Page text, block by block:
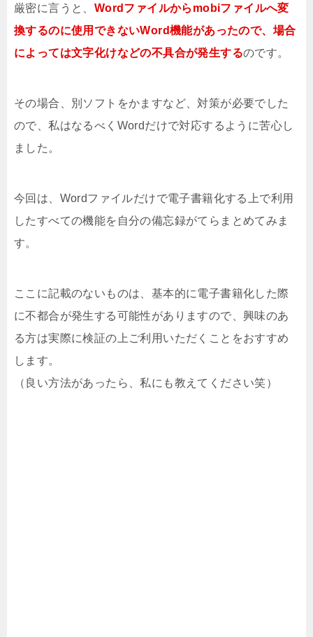
厳密に言うと、 Wordファイルからmobiファイルへ変
換するのに使用できないWord機能があったので、場合
によっては文字化けなどの不具合が発生するのです。
その場合、別ソフトをかますなど、対策が必要でした
ので、私はなるべくWordだけで対応するように苦心し
ました。
今回は、Wordファイルだけで電子書籍化する上で利用
したすべての機能を自分の備忘録がてらまとめてみま
す。
ここに記載のないものは、基本的に電子書籍化した際
に不都合が発生する可能性がありますので、興味のあ
る方は実際に検証の上ご利用いただくことをおすすめ
します。
（良い方法があったら、私にも教えてください笑）